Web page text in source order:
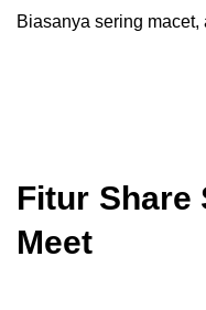
Biasanya sering
Fitur Share
Meet